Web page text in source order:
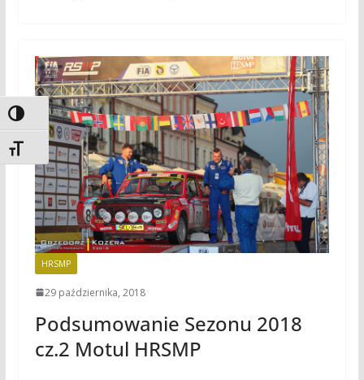
Toggle High Contrast
Toggle Font size
HRSMP
29 października, 2018
Podsumowanie Sezonu 2018
cz.2 Motul HRSMP